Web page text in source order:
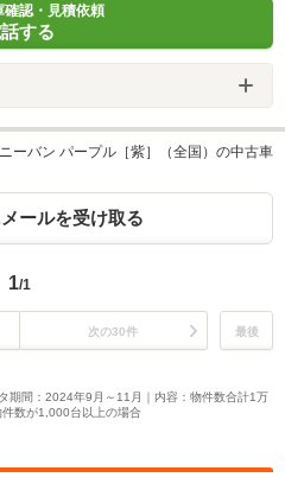
確認・見積依頼
する
ーバン パープル［紫］（全国）の中古車
ールを受け取る
1/1
次の30件 最後
期間：2024年9月～11月｜内容：物件数合計1万
数が1,000台以上の場合